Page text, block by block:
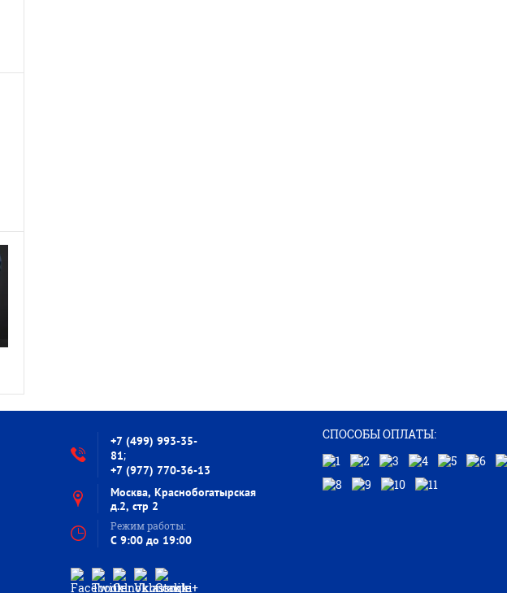
+7 (499) 993-35-
81;
+7 (977) 770-36-13
Москва, Краснобогатырская
д.2, стр 2
Режим работы:
C 9:00 до 19:00
СПОСОБЫ ОПЛАТЫ: